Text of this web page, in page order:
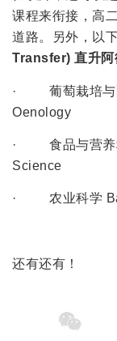
课程来衔接，高
道路。另外，以
Transfer) 直升阿
· 葡萄栽培与
Oenology
· 食品与营养
Science
· 农业科学
还有还有！